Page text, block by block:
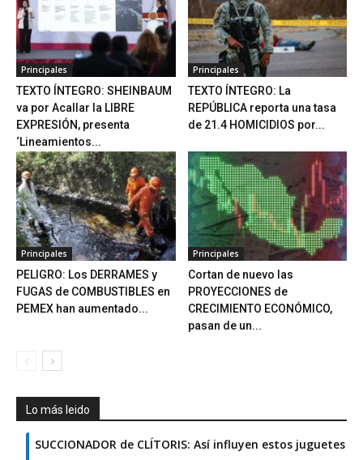
Principales
TEXTO ÍNTEGRO: SHEINBAUM
va por Acallar la LIBRE
EXPRESIÓN, presenta
‘Lineamientos...
Principales
TEXTO ÍNTEGRO: La
REPÚBLICA reporta una tasa
de 21.4 HOMICIDIOS por...
Principales
PELIGRO: Los DERRAMES y
FUGAS de COMBUSTIBLES en
PEMEX han aumentado...
Principales
Cortan de nuevo las
PROYECCIONES de
CRECIMIENTO ECONÓMICO,
pasan de un...
Lo más leido
SUCCIONADOR de CLÍTORIS: Así influyen estos juguetes